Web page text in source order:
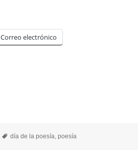
Correo electrónico
Etiquetas
día de la poesía,poesía